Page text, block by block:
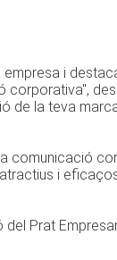
i
corporativa",
de la teva
comunicació
i
Prat